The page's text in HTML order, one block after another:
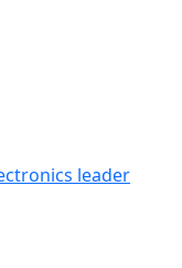
leader